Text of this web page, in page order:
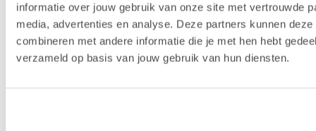
informatie over jouw gebruik van onze site met vertrouwde
media, advertenties en analyse. Deze partners kunnen deze
combineren met andere informatie die je met hen hebt
verzameld op basis van jouw gebruik van hun diensten.